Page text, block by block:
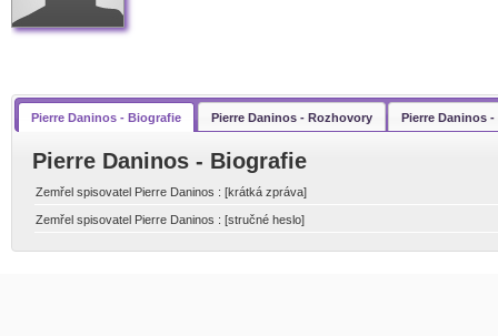
Pierre Daninos - Biografie Pierre Daninos - Rozhovory Pierre Daninos -
Pierre Daninos - Biografie
Zemřel spisovatel Pierre Daninos : [krátká zpráva]
Zemřel spisovatel Pierre Daninos : [stručné heslo]